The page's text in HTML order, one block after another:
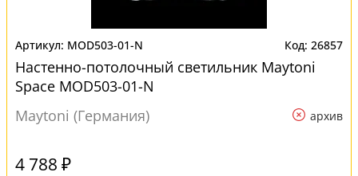
MOD503-01-N 26857
Настенно-потолочный светильник Maytoni
Space MOD503-01-N
Maytoni (Германия)
архив
4 788 ₽